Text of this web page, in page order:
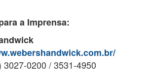
a Imprensa:
3027-0200 / 3531-4950